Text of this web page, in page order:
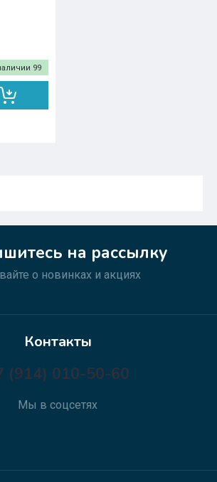
99
на рассылку
о новинках и акциях
Контакты
(914) 010-50-60
Мы в соцсетях